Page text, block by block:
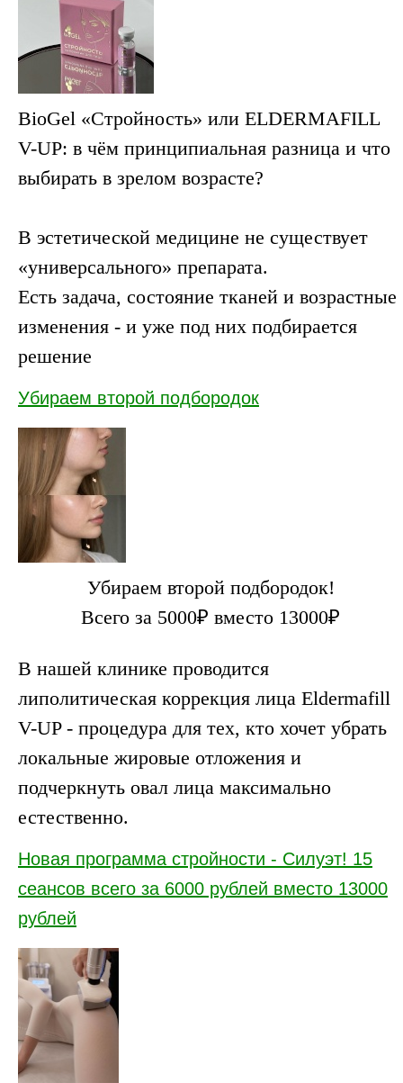
BioGel «Стройность» или ELDERMAFILL
V-UP: в чём принципиальная разница и что
выбирать в зрелом возрасте?
В эстетической медицине не существует
«универсального» препарата.
Есть задача, состояние тканей и возрастные
изменения - и уже под них подбирается
решение
Убираем второй подбородок
Убираем второй подбородок!
Всего за 5000₽ вместо 13000₽
В нашей клинике проводится
липолитическая коррекция лица Eldermafill
V-UP - процедура для тех, кто хочет убрать
локальные жировые отложения и
подчеркнуть овал лица максимально
естественно.
Новая программа стройности - Силуэт! 15
сеансов всего за 6000 рублей вместо 13000
рублей